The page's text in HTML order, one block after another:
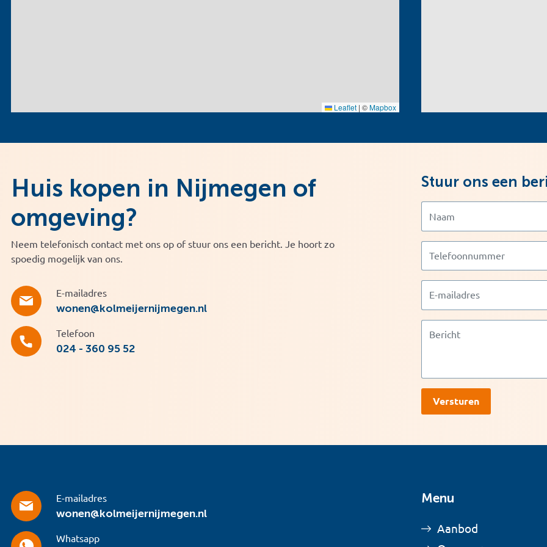
Leaflet | ©Mapbox
Huis kopen in Nijmegen of
omgeving?
Neem telefonisch contact met ons op of stuur ons een bericht. Je hoort zo
spoedig mogelijk van ons.
E-mailadres
wonen@kolmeijernijmegen.nl
Telefoon
024 - 360 95 52
Stuur ons een
E-mailadres
wonen@kolmeijernijmegen.nl
Whatsapp
Menu
Aanbod